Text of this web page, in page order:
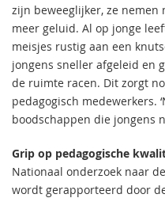
zijn beweeglijker, ze nemen
meer geluid. Al op jonge
meisjes rustig aan een
jongens sneller afgeleid en
de ruimte racen. Dit zorgt
pedagogisch medewerkers.
boodschappen die jongens
Grip op pedagogische
Nationaal onderzoek naar
wordt gerapporteerd door